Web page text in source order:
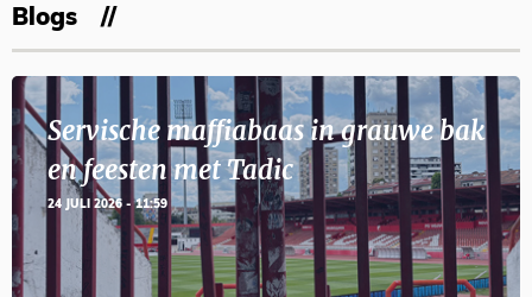
Blogs
Servische maffiabaas in grauwe bak
en feesten met Tadic
24 JULI 2026 - 11:59